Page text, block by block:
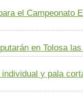
el Campeonato
en Tolosa
individual y pala